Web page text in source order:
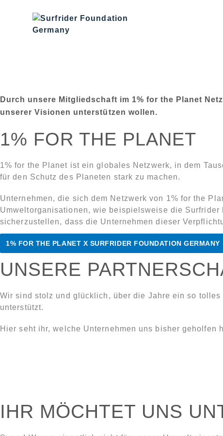
springen
Durch unsere Mitgliedschaft im 1% for the Planet
unserer Visionen unterstützen wollen.
1% FOR THE PLANET
1% for the Planet ist ein globales Netzwerk, in dem
für den Schutz des Planeten stark zu machen.
Unternehmen, die sich dem Netzwerk von 1% for the
Umweltorganisationen, wie beispielsweise die
sicherzustellen, dass die Unternehmen dieser
1% FOR THE PLANET X SURFRIDER FOUNDATION GERMANY
UNSERE
Wir sind stolz und glücklich, über die Jahre ein so
unterstützt.
Hier seht ihr, welche Unternehmen uns bisher geholfen
IHR MÖCHTET UNS